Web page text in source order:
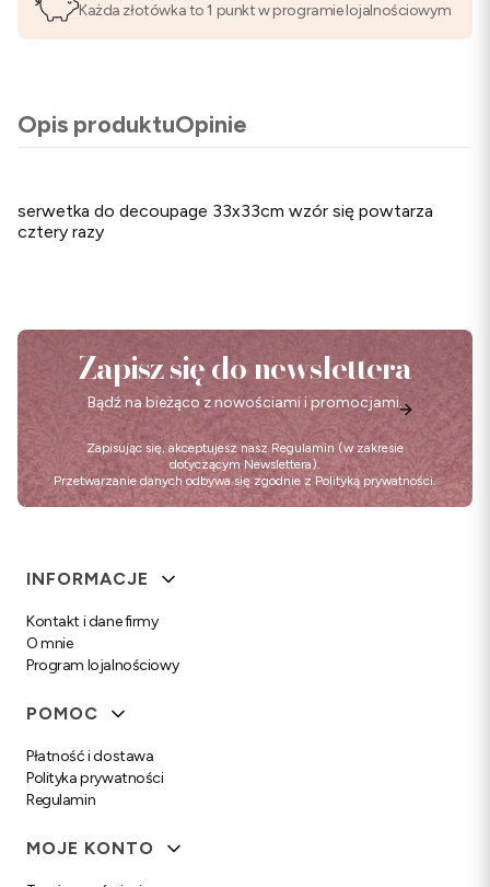
Każda złotówka to 1 punkt w programie lojalnościowym
Opis produktuOpinie
serwetka do decoupage 33x33cm wzór się powtarza
cztery razy
Zapisz się do newslettera
Bądź na bieżąco z nowościami i promocjami.
Zapisując się, akceptujesz nasz Regulamin (w zakresie
dotyczącym Newslettera).
Przetwarzanie danych odbywa się zgodnie z Polityką prywatności.
Linki w stopce
INFORMACJE
Kontakt i dane firmy
O mnie
Program lojalnościowy
POMOC
Płatność i dostawa
Polityka prywatności
Regulamin
MOJE KONTO